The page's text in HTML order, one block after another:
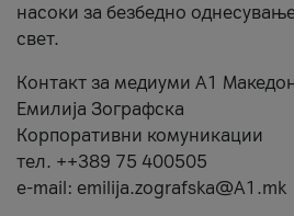
насоки за безбедно
свет.
Контакт за медиуми А1
Емилија Зографска
Корпоративни комуникации
тел. ++389 75 400505
e-mail: emilija.zografska@A1.mk